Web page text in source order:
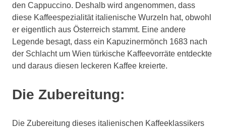
den Cappuccino. Deshalb wird angenommen, dass
diese Kaffeespezialität italienische Wurzeln hat, obwohl
er eigentlich aus Österreich stammt. Eine andere
Legende besagt, dass ein Kapuzinermönch 1683 nach
der Schlacht um Wien türkische Kaffeevorräte entdeckte
und daraus diesen leckeren Kaffee kreierte.
Die Zubereitung:
Die Zubereitung dieses italienischen Kaffeeklassikers